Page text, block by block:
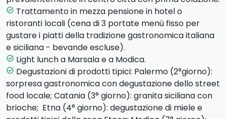
Cattedrale arabo-normanna e lo splendido Chiostro.
Proseguimento alla volta diPalermo,città ai piedi del
Monte Pellegrino. Residenza di emiri e re, Palermo
conserva monumenti del periodo arabo-normanno
tra cui la bellissima Cattedrale; laChiesa della
Martorana, tra le più affascinanti chiese bizantine
del Medioevo in Italia; e laCappella Palatina.Lungo il
percorso è prevista una piacevolesorpresa
gastronomicapresso la storica Antica Focacceria S.
task_alt Trattamento in mezza pensione in hotel o
ristoranti locali (cena di 3 portate menù fisso per
gustare i piatti della tradizione gastronomica italiana
e siciliana - bevande escluse).
task_alt Light lunch a Marsala e a Modica.
task_alt Degustazioni di prodotti tipici: Palermo (2°giorno):
sorpresa gastronomica con degustazione dello street
food locale; Catania (3° giorno): granita siciliana con
brioche; Etna (4° giorno): degustazione di miele e